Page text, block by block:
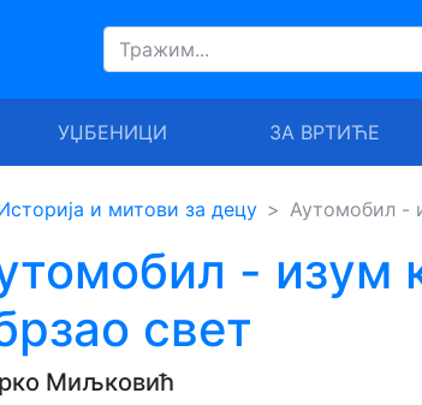
УЏБЕНИЦИ ЗА ВРТИЋЕ
и митови за децу Аутомобил -
- изум
свет
Миљковић